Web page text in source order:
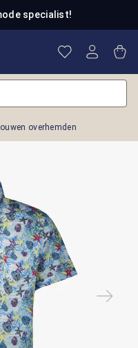
specialist!
Je hebt 0
overhemden